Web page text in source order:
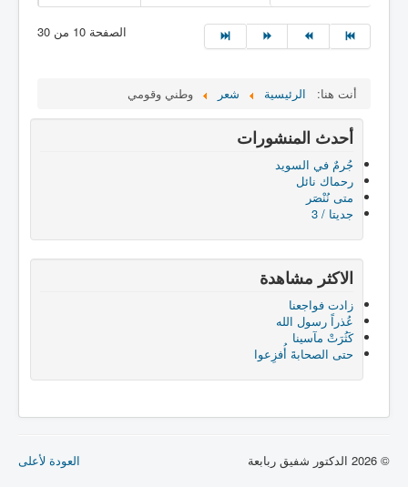
الصفحة 10 من 30
أنت هنا: الرئيسية شعر وطني وقومي
أحدث المنشورات
جُرمٌ في السويد
رحماك نائل
متى نُنْصَر
جديتا / 3
الاكثر مشاهدة
زادت فواجعنا
عُذراً رسول الله
كَثُرَتْ مآسينا
حتى الصحابةَ أُفزِعوا
العودة لأعلى © 2026 الدكتور شفيق ربابعة